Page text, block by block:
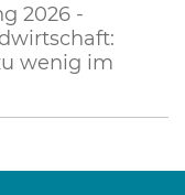
2026 -
wenig im